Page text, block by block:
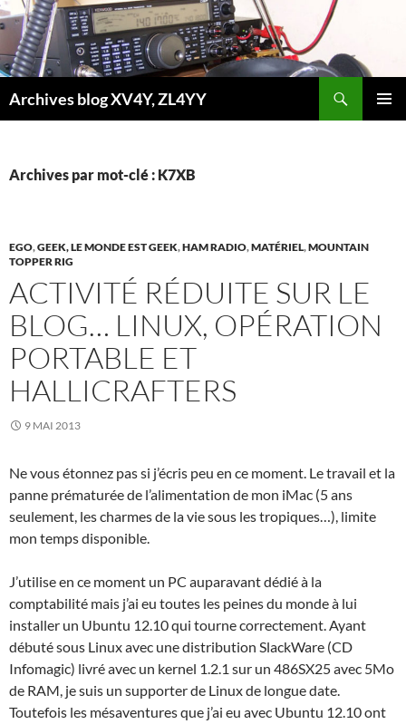
Aller
au
contenu
Archives blog XV4Y, ZL4YY
Archives par mot-clé : K7XB
EGO,GEEK, LE MONDE EST GEEK,HAM RADIO,MATÉRIEL,MOUNTAIN
TOPPER RIG
ACTIVITÉ RÉDUITE SUR LE
BLOG… LINUX, OPÉRATION
PORTABLE ET
HALLICRAFTERS
9 MAI 2013
Ne vous étonnez pas si j’écris peu en ce moment. Le travail et la
panne prématurée de l’alimentation de mon iMac (5 ans
seulement, les charmes de la vie sous les tropiques…), limite
mon temps disponible.
J’utilise en ce moment un PC auparavant dédié à la
comptabilité mais j’ai eu toutes les peines du monde à lui
installer un Ubuntu 12.10 qui tourne correctement. Ayant
débuté sous Linux avec une distribution SlackWare (CD
Infomagic) livré avec un kernel 1.2.1 sur un 486SX25 avec 5Mo
de RAM, je suis un supporter de Linux de longue date.
Toutefois les mésaventures que j’ai eu avec Ubuntu 12.10 ont